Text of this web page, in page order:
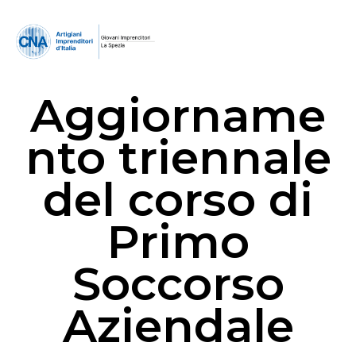
Aggiorname
nto triennale
del corso di
Primo
Soccorso
Aziendale